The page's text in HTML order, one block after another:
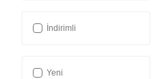
İndirimli
Yeni